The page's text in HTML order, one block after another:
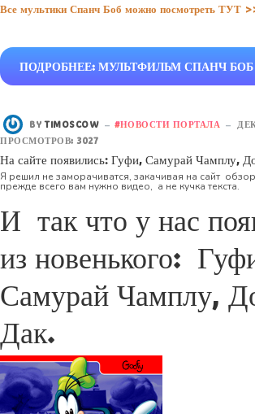
Все мультики Спанч Боб можно посмотреть ТУТ
ПОДРОБНЕЕ: МУЛЬТФИЛЬМ СПАНЧ БОБ
BY TIMOSCOW НОВОСТИ ПОРТАЛА
ПРОСМОТРОВ: 3027
На сайте появились: Гуфи, Самурай Чамплу,
Я решил не заморачиватся, закачивая на сайт
прежде всего вам нужно видео, а не кучка текста.
И так что у нас
из новенького:
Самурай Чамплу,
Дак.